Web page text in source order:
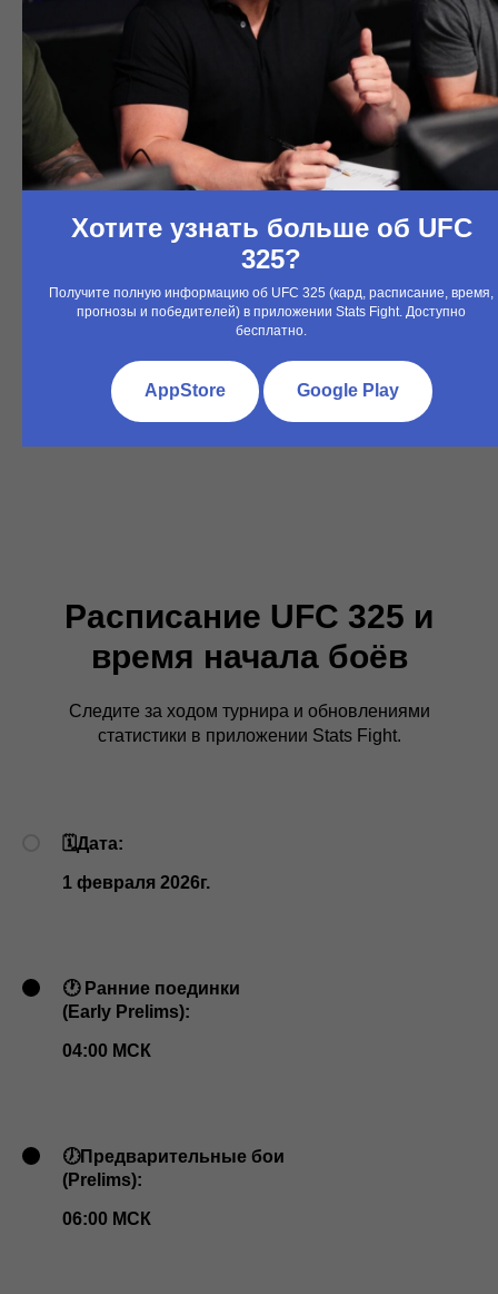
Google Play
App Store
Расписание UFC 325 и
время начала боёв
Следите за ходом турнира и обновлениями
статистики в приложении Stats Fight.
🗓Дата:
1 февраля 2026г.
🕐 Ранние поединки
(Early Prelims):
04:00 МСК
🕖Предварительные бои
(Prelims):
06:00 МСК
Хотите узнать больше об UFC
325?
Получите полную информацию об UFC 325 (кард, расписание, время,
прогнозы и победителей) в приложении Stats Fight. Доступно
бесплатно.
AppStore Google Play